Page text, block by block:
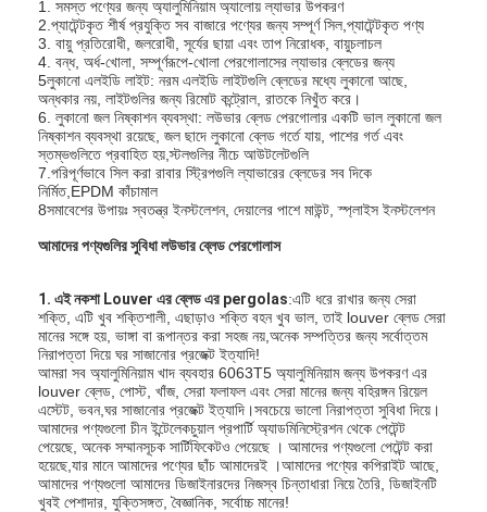
বাড়ি
1. সমস্ত পণ্যের জন্য অ্যালুমিনিয়াম অ্যালোয় ল্যাভার উপকরণ
2.প্যাটেন্টকৃত শীর্ষ প্রযুক্তি সব বাজারে পণ্যের জন্য সম্পূর্ণ সিল,প্যাটেন্টকৃত পণ্য
3. বায়ু প্রতিরোধী, জলরোধী, সূর্যের ছায়া এবং তাপ নিরোধক, বায়ুচলাচল
4. বন্ধ, অর্ধ-খোলা, সম্পূর্ণরূপে-খোলা পেরগোলাসের ল্যাভার ব্লেডের জন্য
5লুকানো এলইডি লাইট: নরম এলইডি লাইটগুলি ব্লেডের মধ্যে লুকানো আছে,
অন্ধকার নয়, লাইটগুলির জন্য রিমোট কন্ট্রোল, রাতকে নিখুঁত করে।
6. লুকানো জল নিষ্কাশন ব্যবস্থা: লউভার ব্লেড পেরগোলার একটি ভাল লুকানো জল
নিষ্কাশন ব্যবস্থা রয়েছে, জল ছাদে লুকানো ব্লেড গর্তে যায়, পাশের গর্ত এবং
স্তম্ভগুলিতে প্রবাহিত হয়,স্টলগুলির নীচে আউটলেটগুলি
7.পরিপূর্ণভাবে সিল করা রাবার স্ট্রিপগুলি ল্যাভারের ব্লেডের সব দিকে
নির্মিত,EPDM কাঁচামাল
8সমাবেশের উপায়ঃ স্বতন্ত্র ইনস্টলেশন, দেয়ালের পাশে মাউন্ট, স্প্লাইস ইনস্টলেশন
আমাদের পণ্যগুলির সুবিধা লউভার ব্লেড পেরগোলাস
1. এই নকশা Louver এর ব্লেড এর pergolas:এটি ধরে রাখার জন্য সেরা
শক্তি, এটি খুব শক্তিশালী, এছাড়াও শক্তি বহন খুব ভাল, তাই louver ব্লেড সেরা
মানের সঙ্গে হয়, ভাঙ্গা বা রূপান্তর করা সহজ নয়,অনেক সম্পত্তির জন্য সর্বোত্তম
নিরাপত্তা দিয়ে ঘর সাজানোর প্রজেক্ট ইত্যাদি!
আমরা সব অ্যালুমিনিয়াম খাদ ব্যবহার 6063T5 অ্যালুমিনিয়াম জন্য উপকরণ এর
louver ব্লেড, পোস্ট, খাঁজ, সেরা ফলাফল এবং সেরা মানের জন্য বহিরঙ্গন রিয়েল
এস্টেট, ভবন,ঘর সাজানোর প্রজেক্ট ইত্যাদি।সবচেয়ে ভালো নিরাপত্তা সুবিধা দিয়ে।
আমাদের পণ্যগুলো চীন ইন্টেলেকচুয়াল প্রপার্টি অ্যাডমিনিস্ট্রেশন থেকে পেটেন্ট
পেয়েছে, অনেক সম্মানসূচক সার্টিফিকেটও পেয়েছে । আমাদের পণ্যগুলো পেটেন্ট করা
হয়েছে,যার মানে আমাদের পণ্যের ছাঁচ আমাদেরই ।আমাদের পণ্যের কপিরাইট আছে,
আমাদের পণ্যগুলো আমাদের ডিজাইনারদের নিজস্ব চিন্তাধারা নিয়ে তৈরি, ডিজাইনটি
খুবই পেশাদার, যুক্তিসঙ্গত, বৈজ্ঞানিক, সর্বোচ্চ মানের!